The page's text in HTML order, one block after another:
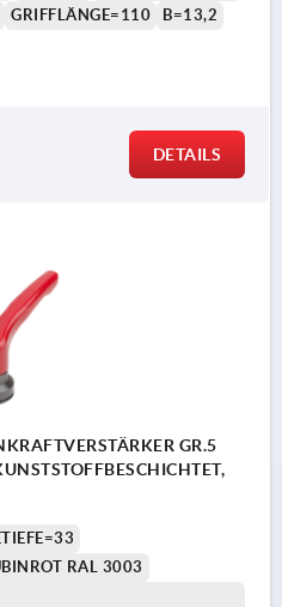
GRIFFLÄNGE=110
B=13,2
DETAILS
GR.5
RAL 3003